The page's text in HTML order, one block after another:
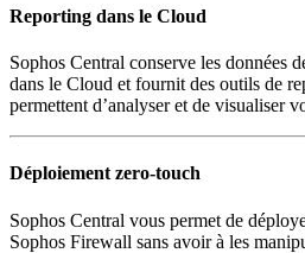
Reporting dans le Cloud
Sophos Central conserve les données
dans le Cloud et fournit des outils de
permettent d’analyser et de visualiser
Déploiement zero-touch
Sophos Central vous permet de
Sophos Firewall sans avoir à les